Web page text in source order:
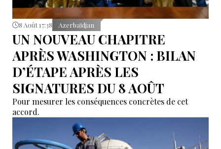
8 Août 17:38 Azerbaïdjan
UN NOUVEAU CHAPITRE
APRÈS WASHINGTON : BILAN
D’ÉTAPE APRÈS LES
SIGNATURES DU 8 AOÛT
Pour mesurer les conséquences concrètes de cet
accord.